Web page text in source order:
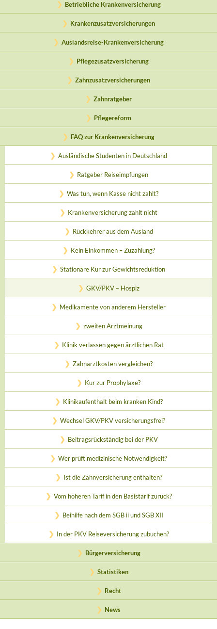
Betriebliche Krankenversicherung
Krankenzusatzversicherungen
Auslandsreise-Krankenversicherung
Pflegezusatzversicherung
Zahnzusatzversicherungen
Zahnratgeber
Pflegereform
FAQ zur Krankenversicherung
Ausländische Studenten in Deutschland
Ratgeber Reiseimpfungen
Was tun, wenn Kasse nicht zahlt?
Krankenversicherung zahlt nicht
Rückkehrer aus dem Ausland
Kein Einkommen – Zuzahlung?
Stationäre Kur zur Gewichtsreduktion
GKV/PKV – Hospiz
Medikamente von anderem Hersteller
zweiten Arztmeinung
Klinik verlassen gegen ärztlichen Rat
Zahnarztkosten vergleichen?
Kur zur Prophylaxe?
Klinikaufenthalt beim kranken Kind?
Wechsel GKV/PKV versicherungsfrei?
Beitragsrückständig bei der PKV
Wer prüft medizinische Notwendigkeit?
Ist die Zahnversicherung enthalten?
Vom höheren Tarif in den Basistarif zurück?
Beihilfe nach dem SGB ii und SGB XII
In der PKV Reiseversicherung zubuchen?
Bürgerversicherung
Statistiken
Recht
News